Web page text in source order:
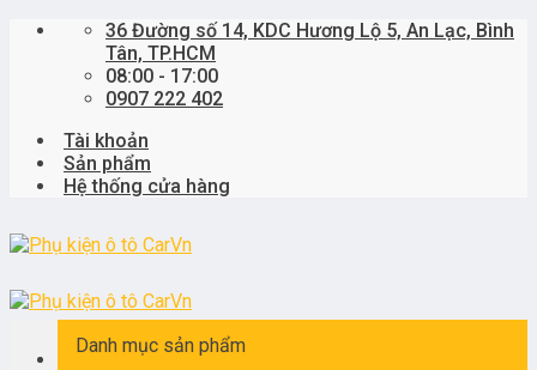
Skip
36 Đường số 14, KDC Hương Lộ 5, An Lạc, Bình
Tân, TP.HCM
08:00 - 17:00
0907 222 402
Tài khoản
Sản phẩm
Hệ thống cửa hàng
Danh mục sản phẩm